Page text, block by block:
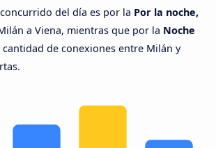
del día es por la Por la noche,
a Viena, mientras que por la Noche
de conexiones entre Milán y